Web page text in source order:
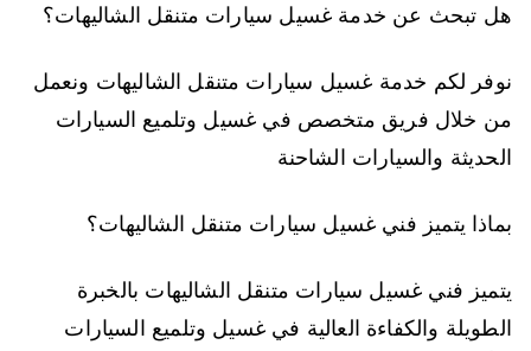
هل تبحث عن خدمة غسيل سيارات متنقل الشاليهات؟
نوفر لكم خدمة غسيل سيارات متنقل الشاليهات ونعمل
من خلال فريق متخصص في غسيل وتلميع السيارات
الحديثة والسيارات الشاحنة
بماذا يتميز فني غسيل سيارات متنقل الشاليهات؟
يتميز فني غسيل سيارات متنقل الشاليهات بالخبرة
الطويلة والكفاءة العالية في غسيل وتلميع السيارات